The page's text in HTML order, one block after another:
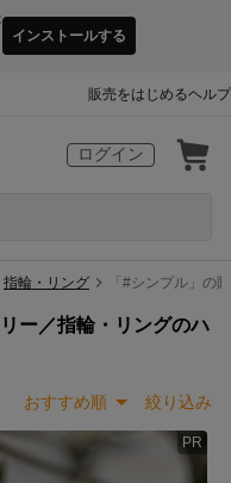
インストールする
販売をはじめるヘルプ
ログイン
指輪・リング 「#シンプル」の
ー／指輪・リングのハ
おすすめ順 絞り込み
PR